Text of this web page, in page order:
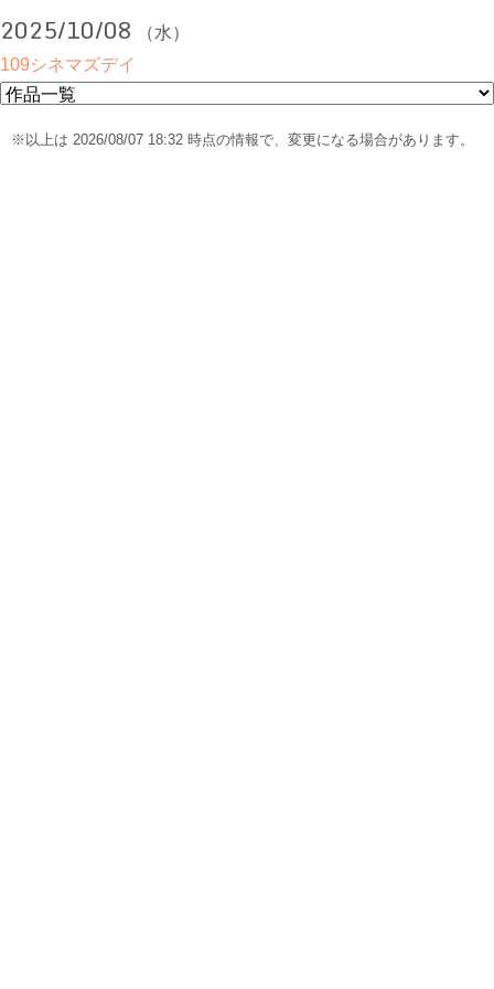
2025/10/08
（水）
109シネマズデイ
※以上は 2026/08/07 18:32 時点の情報で、変更になる場合があります。